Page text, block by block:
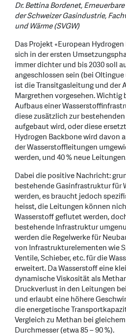
Dr. Bettina Bordenet,
der Schweizer Gasindustrie,
und Wärme (SVGW)
Das Projekt «European
sich in der ersten
immer dichter und bis 2030 soll
angeschlossen sein (bei Oltingue
ist die Transitgasleitung und der
Margrethen vorgesehen. Wichtig
Aufbaus einer
diese zusätzlich zur
aufgebaut wird, oder diese
Hydrogen Backbone wird davon
der Wasserstoffleitungen
werden, und 40 % neue
Dabei die positive Nachricht:
bestehende Gasinfrastruktur für
werden, es braucht jedoch
heisst, die Leitungen können
Wasserstoff geflutet werden,
bestehende Infrastruktur
werden die Regelwerke für
von Infrastrukturelementen wie
Ventile, Schieber, etc. für die
erweitert. Da Wasserstoff eine
dynamische Viskosität als
Druckverlust in den Leitungen
und erlaubt eine höhere
die energetische
Vergleich zu Methan bei
Durchmesser (etwa 85 – 90 %).